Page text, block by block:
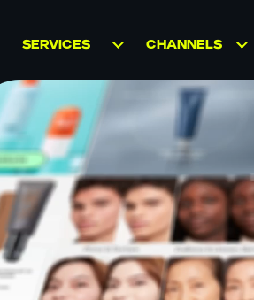
SERVICES
AMAZON
MARKETPLACE
WACHSTUM
RETAIL MEDIA
MARKENSTRATEGIE
UND KREATIVE
INHALTE
D2C MARKETING
CHANNELS
MARKETPLACES
BRICK AND
MORTAR
SOCIAL
COMMERCE